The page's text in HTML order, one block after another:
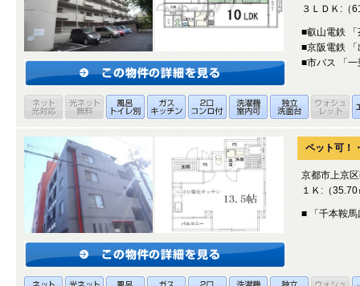
３ＬＤＫ:（
■叡山電鉄
■京阪電鉄
■市バス 「
ペット可！
京都市上京
１Ｋ:（35.70
■ 「千本鞍